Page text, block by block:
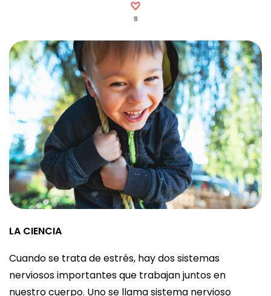
8
LA CIENCIA
Cuando se trata de estrés, hay dos sistemas
nerviosos importantes que trabajan juntos en
nuestro cuerpo. Uno se llama sistema nervioso